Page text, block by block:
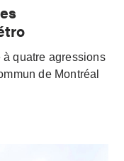
à quatre agressions
de Montréal